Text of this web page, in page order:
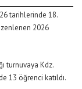
tarihlerinde 18.
2026
turnuvaya Kdz.
13 öğrenci katıldı.